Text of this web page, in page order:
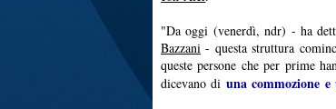
"Da oggi (venerdì, ndr) - ha
Bazzani - questa struttura
queste persone che per prime
dicevano di una commozione